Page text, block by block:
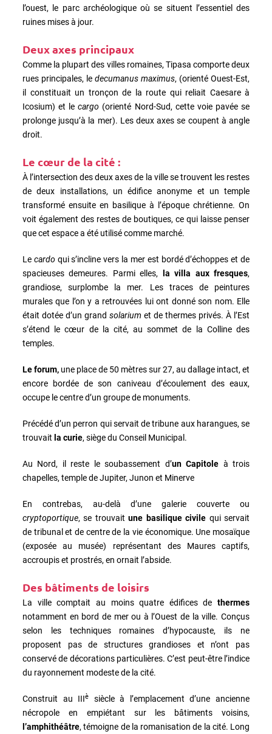
l’ouest, le parc archéologique où se situent l’essentiel des
ruines mises à jour.
Deux axes principaux
Comme la plupart des villes romaines, Tipasa comporte deux
rues principales, le decumanus maximus, (orienté Ouest-Est,
il constituait un tronçon de la route qui reliait Caesare à
Icosium) et lecargo (orienté Nord-Sud, cette voie pavée se
prolonge jusqu’à la mer). Les deux axes se coupent à angle
droit.
Le cœur de la cité :
À l’intersection des deux axes de la ville se trouvent les restes
de deux installations, un édifice anonyme et un temple
transformé ensuite en basilique à l’époque chrétienne. On
voit également des restes de boutiques, ce qui laisse penser
que cet espace a été utilisé comme marché.
Le cardoqui s’incline vers la mer est bordé d’échoppes et de
spacieuses demeures. Parmi elles,
la villa aux fresques,
grandiose, surplombe la mer. Les traces de peintures
murales que l’on y a retrouvées lui ont donné son nom. Elle
était dotée d’un grand solarium et de thermes privés. À l’Est
s’étend le cœur de la cité, au sommet de la Colline des
temples.
Le forum, une place de 50 mètres sur 27, au dallage intact, et
encore bordée de son caniveau d’écoulement des eaux,
occupe le centre d’un groupe de monuments.
Précédé d’un perron qui servait de tribune aux harangues, se
trouvait la curie, siège du Conseil Municipal.
Au Nord, il reste le soubassement d’un Capitole à trois
chapelles, temple de Jupiter, Junon et Minerve
En contrebas, au-delà d’une galerie couverte ou
cryptoportique, se trouvaitune basilique civile qui servait
de tribunal et de centre de la vie économique. Une mosaïque
(exposée au musée) représentant des Maures captifs,
accroupis et prostrés, en ornait l’abside.
Des bâtiments de loisirs
La ville comptait au moins quatre édifices de thermes
notamment en bord de mer ou à l’Ouest de la ville. Conçus
selon les techniques romaines d’hypocauste, ils ne
proposent pas de structures grandioses et n’ont pas
conservé de décorations particulières. C’est peut-être l’indice
du rayonnement modeste de la cité.
Construit au IIIè
siècle à l’emplacement d’une ancienne
nécropole en empiétant sur les bâtiments voisins,
l’amphithéâtre, témoigne de la romanisation de la cité. Long